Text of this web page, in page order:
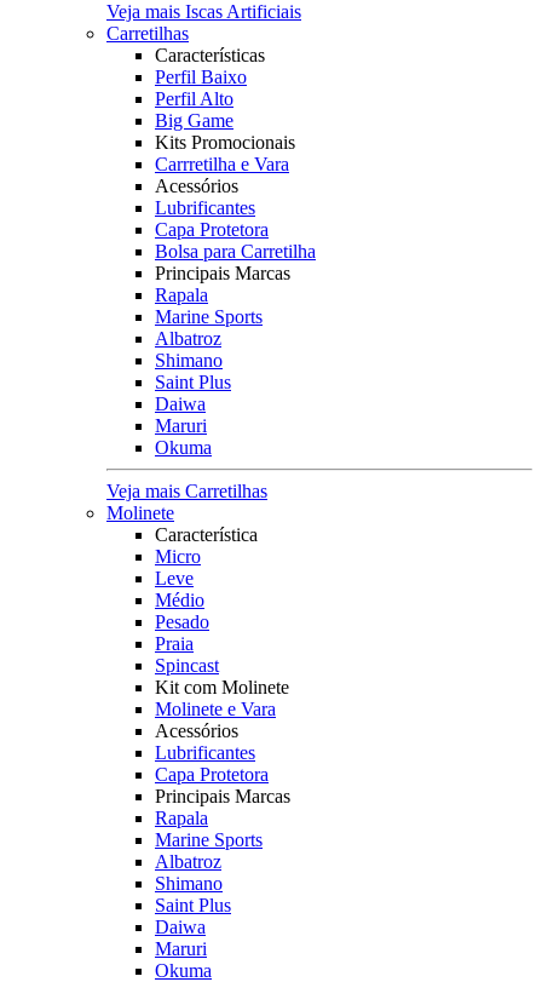
Veja mais Iscas Artificiais
Carretilhas
Características
Perfil Baixo
Perfil Alto
Big Game
Kits Promocionais
Carrretilha e Vara
Acessórios
Lubrificantes
Capa Protetora
Bolsa para Carretilha
Principais Marcas
Rapala
Marine Sports
Albatroz
Shimano
Saint Plus
Daiwa
Maruri
Okuma
Veja mais Carretilhas
Molinete
Característica
Micro
Leve
Médio
Pesado
Praia
Spincast
Kit com Molinete
Molinete e Vara
Acessórios
Lubrificantes
Capa Protetora
Principais Marcas
Rapala
Marine Sports
Albatroz
Shimano
Saint Plus
Daiwa
Maruri
Okuma